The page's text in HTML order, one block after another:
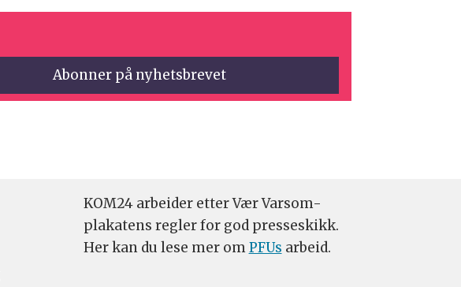
KOM24 arbeider etter Vær Varsom-
plakatens regler for god presseskikk.
Her kan du lese mer omPFUs arbeid.